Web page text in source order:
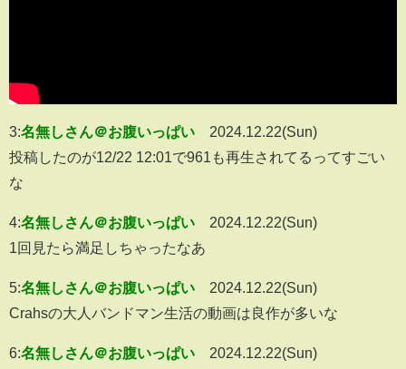
3:名無しさん＠お腹いっぱい
2024.12.22(Sun)
投稿したのが12/22 12:01で961も再生されてるってすごい
な
4:名無しさん＠お腹いっぱい
2024.12.22(Sun)
1回見たら満足しちゃったなあ
5:名無しさん＠お腹いっぱい
2024.12.22(Sun)
Crahsの大人バンドマン生活の動画は良作が多いな
6:名無しさん＠お腹いっぱい
2024.12.22(Sun)